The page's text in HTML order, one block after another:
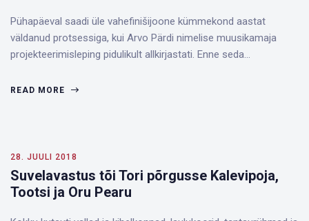
Pühapäeval saadi üle vahefinišijoone kümmekond aastat
väldanud protsessiga, kui Arvo Pärdi nimelise muusikamaja
projekteerimisleping pidulikult allkirjastati. Enne seda…
READ MORE
28. JUULI 2018
Suvelavastus tõi Tori põrgusse Kalevipoja,
Tootsi ja Oru Pearu